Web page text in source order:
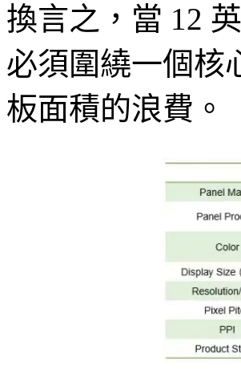
換言之，當 12
必須圍繞一個核
板面積的浪費。